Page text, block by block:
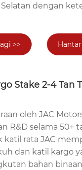
dengan
>>
Stake 2-4 Tan
oleh JAC
R&D selama
katil rata JAC
dan katil kargo
bahan